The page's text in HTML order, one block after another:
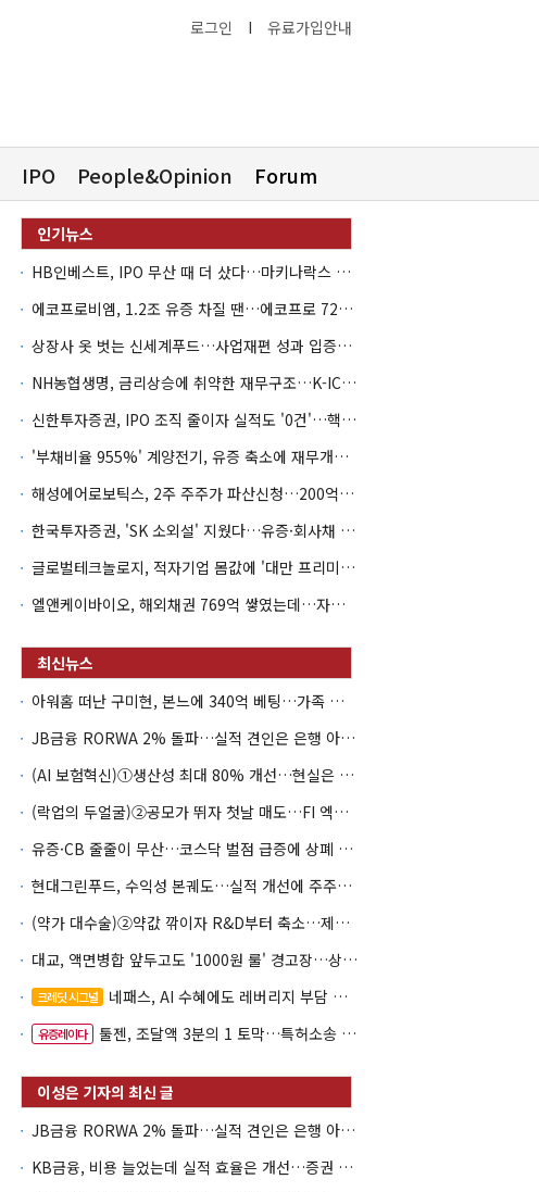
로그인 I 유료가입안내
IPO People&Opinion Forum
HB인베스트, IPO 무산 때 더 샀다…마키나락스 투자 2.7배 회수
에코프로비엠, 1.2조 유증 차질 땐…에코프로 7270억 '독박'
상장사 옷 벗는 신세계푸드…사업재편 성과 입증할까
NH농협생명, 금리상승에 취약한 재무구조…K-ICS 변동성 '주의보'
신한투자증권, IPO 조직 줄이자 실적도 '0건'…핵심 인력까지 이탈
'부채비율 955%' 계양전기, 유증 축소에 재무개선 효과 '뚝'
해성에어로보틱스, 2주 주주가 파산신청…200억 CB 분쟁 확산
한국투자증권, 'SK 소외설' 지웠다…유증·회사채 주관 연속 수임
글로벌테크놀로지, 적자기업 몸값에 '대만 프리미엄'…공모가 논란
엘앤케이바이오, 해외채권 769억 쌓였는데…자회사 4곳 자본잠식
아워홈 떠난 구미현, 본느에 340억 베팅…가족 지배체제 구축
JB금융 RORWA 2% 돌파…실적 견인은 은행 아닌 캐피탈
(AI 보험혁신)①생산성 최대 80% 개선…현실은 '실행 격차'
(락업의 두얼굴)②공모가 뛰자 첫날 매도…FI 엑시트 전략 갈렸다
유증·CB 줄줄이 무산…코스닥 벌점 급증에 상폐 압박
현대그린푸드, 수익성 본궤도…실적 개선에 주주환원까지
(약가 대수술)②약값 깎이자 R&D부터 축소…제약업계 비상경영 돌입
대교, 액면병합 앞두고도 '1000원 룰' 경고장…상장유지 시험대
크레딧 시그널 네패스, AI 수혜에도 레버리지 부담 여전
유증레이다 툴젠, 조달액 3분의 1 토막…특허소송 비용부터 챙긴다
JB금융 RORWA 2% 돌파…실적 견인은 은행 아닌 캐피탈
KB금융, 비용 늘었는데 실적 효율은 개선…증권 호황 효과